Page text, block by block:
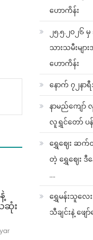
း
ဟောကိန်း
၂၅.၅.၂၀၂၆
သားသမီးမျ
ဟောကိန်း
နောက် ၇၂နာ
နာမည်ကျေ
လူရွှင်တော် ပ
ရွှေဈေး ဆက်
တဲ့ ရွှေဈေး ဒီ
….
ရွှေမန်းသူလေ
သီချင်းနဲ့ ဖျေ